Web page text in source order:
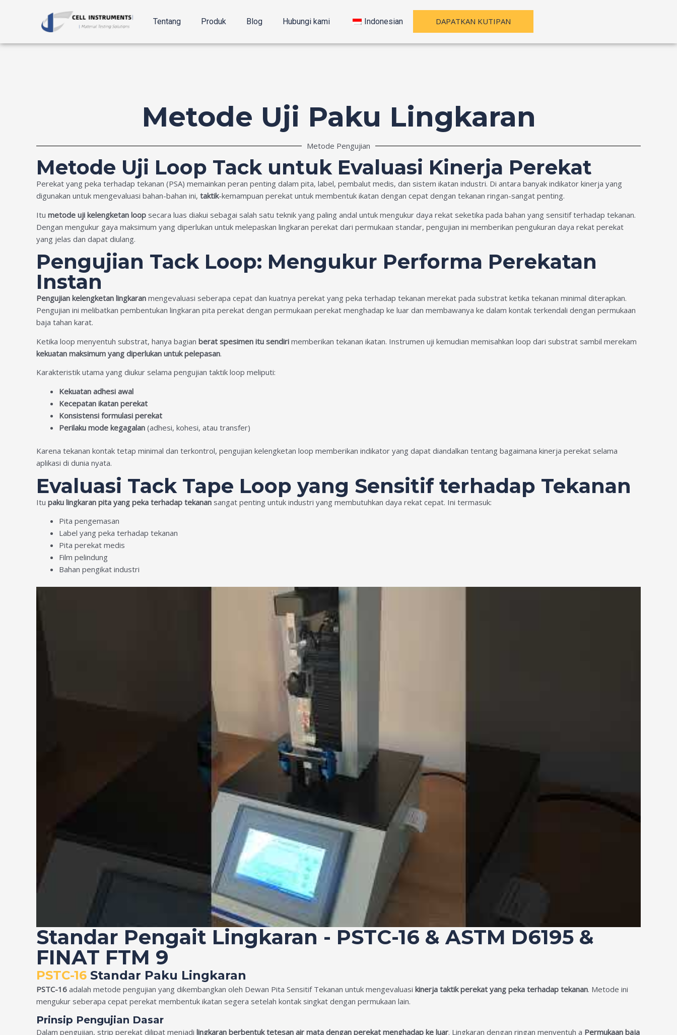
Tentang Produk Blog Hubungi kami Indonesian DAPATKAN KUTIPAN
Metode Uji Paku Lingkaran
Metode Pengujian
Metode Uji Loop Tack untuk Evaluasi Kinerja Perekat
Perekat yang peka terhadap tekanan (PSA) memainkan peran penting dalam pita, label, pembalut medis, dan sistem ikatan industri. Di antara banyak indikator kinerja yang
digunakan untuk mengevaluasi bahan-bahan ini, taktik-kemampuan perekat untuk membentuk ikatan dengan cepat dengan tekanan ringan-sangat penting.
Itu metode uji kelengketan loop secara luas diakui sebagai salah satu teknik yang paling andal untuk mengukur daya rekat seketika pada bahan yang sensitif terhadap tekanan.
Dengan mengukur gaya maksimum yang diperlukan untuk melepaskan lingkaran perekat dari permukaan standar, pengujian ini memberikan pengukuran daya rekat perekat
yang jelas dan dapat diulang.
Pengujian Tack Loop: Mengukur Performa Perekatan
Instan
Pengujian kelengketan lingkaran mengevaluasi seberapa cepat dan kuatnya perekat yang peka terhadap tekanan merekat pada substrat ketika tekanan minimal diterapkan.
Pengujian ini melibatkan pembentukan lingkaran pita perekat dengan permukaan perekat menghadap ke luar dan membawanya ke dalam kontak terkendali dengan permukaan
baja tahan karat.
Ketika loop menyentuh substrat, hanya bagian berat spesimen itu sendiri memberikan tekanan ikatan. Instrumen uji kemudian memisahkan loop dari substrat sambil merekam
kekuatan maksimum yang diperlukan untuk pelepasan.
Karakteristik utama yang diukur selama pengujian taktik loop meliputi:
Kekuatan adhesi awal
Kecepatan ikatan perekat
Konsistensi formulasi perekat
Perilaku mode kegagalan (adhesi, kohesi, atau transfer)
Karena tekanan kontak tetap minimal dan terkontrol, pengujian kelengketan loop memberikan indikator yang dapat diandalkan tentang bagaimana kinerja perekat selama
aplikasi di dunia nyata.
Evaluasi Tack Tape Loop yang Sensitif terhadap Tekanan
Itu paku lingkaran pita yang peka terhadap tekanan sangat penting untuk industri yang membutuhkan daya rekat cepat. Ini termasuk:
Pita pengemasan
Label yang peka terhadap tekanan
Pita perekat medis
Film pelindung
Bahan pengikat industri
Standar Pengait Lingkaran - PSTC-16 & ASTM D6195 &
FINAT FTM 9
PSTC-16 Standar Paku Lingkaran
PSTC-16 adalah metode pengujian yang dikembangkan oleh Dewan Pita Sensitif Tekanan untuk mengevaluasi kinerja taktik perekat yang peka terhadap tekanan. Metode ini
mengukur seberapa cepat perekat membentuk ikatan segera setelah kontak singkat dengan permukaan lain.
Prinsip Pengujian Dasar
Dalam pengujian, strip perekat dilipat menjadi lingkaran berbentuk tetesan air mata dengan perekat menghadap ke luar. Lingkaran dengan ringan menyentuh a Permukaan baja